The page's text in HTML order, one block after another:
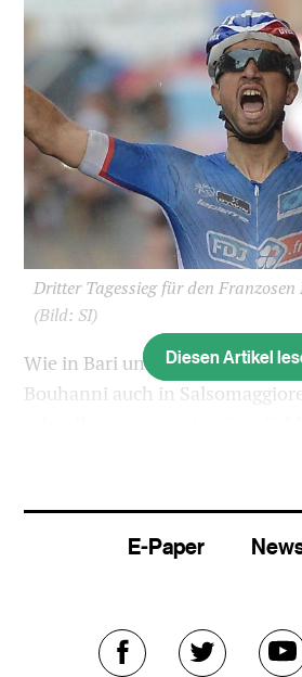
Dritter Tagessieg für den
(Bild: SI)
Wie in Bari und Foligno erweist
Bouhanni auch in
Bouhanni konnte den Italiener
letzten Metern der über 173 km
Terme aus dem Windschatten
Knapp dahinter wurde der
Diesen Artikel
E-Paper